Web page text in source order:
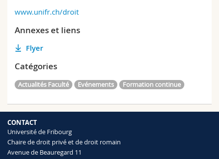
www.unifr.ch/droit
Annexes et liens
Flyer
Catégories
Actualités Faculté Evénements Formation continue
CONTACT
Université de Fribourg
Chaire de droit privé et de droit romain
Avenue de Beauregard 11